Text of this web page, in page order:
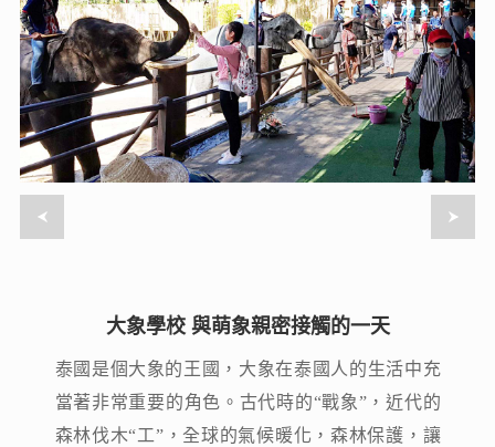
大象學校 與萌象親密接觸的一天
泰國是個大象的王國，大象在泰國人的生活中充
當著非常重要的角色。古代時的“戰象”，近代的
森林伐木“工”，全球的氣候暖化，森林保護，讓
大象學校 與萌象親密接觸的一天
泰國是個大象的王國，大象在泰國人的生活中充
當著非常重要的角色。古代時的“戰象”，近代的
森林伐木“工”，全球的氣候暖化，森林保護，讓